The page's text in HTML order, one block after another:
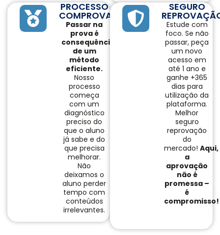
PROCESSO
COMPROVADO
Passar na
prova é
consequência
de um
método
eficiente.
Nosso
processo
começa
com um
diagnóstico
preciso do
que o aluno
já sabe e do
que precisa
melhorar.
Não
deixamos o
aluno perder
tempo com
conteúdos
irrelevantes.
SEGURO
Estude com
foco. Se não
passar, peça
um novo
acesso em
até 1 ano e
ganhe +365
dias para
utilização da
plataforma.
Melhor
seguro
reprovação
do
mercado! Aqui,
a
aprovação
não é
promessa –
é
compromisso!